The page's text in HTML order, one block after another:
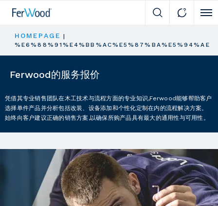
HOMEPAGE |
%E6%88%91%E4%BB%AC%E5%87%BA%E5%94%AE
Ferwood的服务报价
凭借其专业销售团队在木工技术与流程方面的专业知识,Ferwood能够帮助客户
选择单件产品并分析包括改装、设备添加和个性化定制在内的流程解决方案。
始终向客户建议正确的销售方案,以确保所购产品具有最大的通用性与可用性。